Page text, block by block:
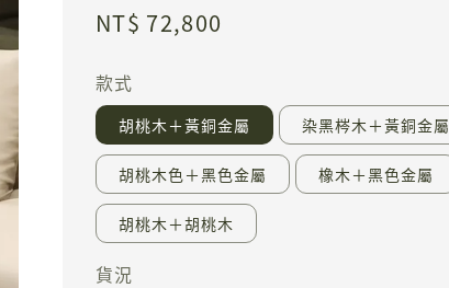
Regular
NT$ 72,800
款式
胡桃木＋黃銅金屬 染黑梣木＋黃銅金屬
胡桃木色＋黑色金屬 橡木＋黑色金屬
胡桃木＋胡桃木
貨況